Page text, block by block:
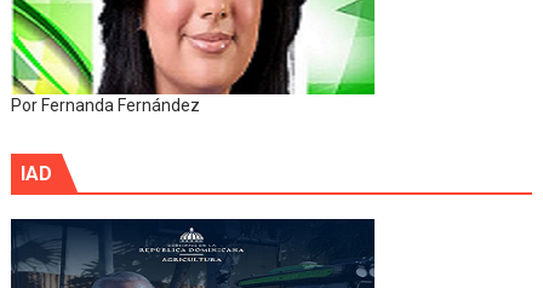
Por Fernanda Fernández
IAD